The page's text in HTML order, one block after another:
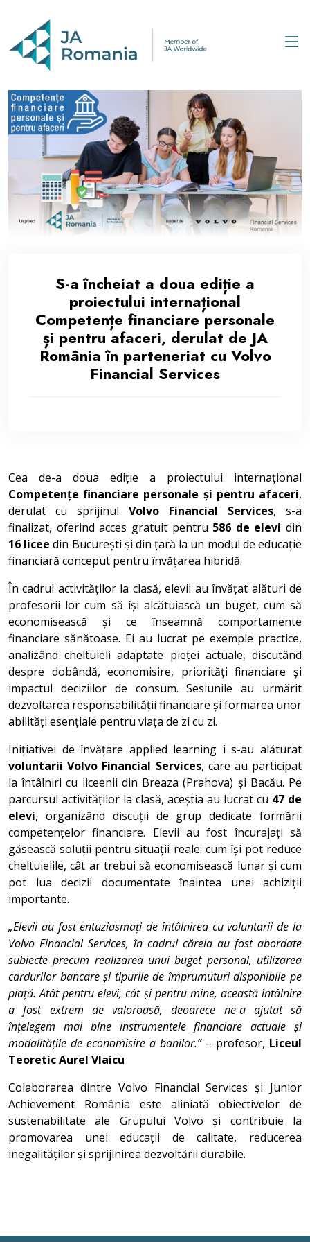
S-a încheiat a doua ediție a
proiectului internațional
Competențe financiare personale
și pentru afaceri, derulat de JA
România în parteneriat cu Volvo
Financial Services
Cea de-a doua ediție a proiectului internațional
Competențe financiare personale și pentru afaceri,
derulat cu sprijinul Volvo Financial Services, s-a
finalizat, oferind acces gratuit pentru 586 de elevi din
16 licee din București și din țară la un modul de educație
financiară conceput pentru învățarea hibridă.
În cadrul activităților la clasă, elevii au învățat alături de
profesorii lor cum să își alcătuiască un buget, cum să
economisească și ce înseamnă comportamente
financiare sănătoase. Ei au lucrat pe exemple practice,
analizând cheltuieli adaptate pieței actuale, discutând
despre dobândă, economisire, priorități financiare și
impactul deciziilor de consum. Sesiunile au urmărit
dezvoltarea responsabilității financiare și formarea unor
abilități esențiale pentru viața de zi cu zi.
Inițiativei de învățare applied learning i s-au alăturat
voluntarii Volvo Financial Services, care au participat
la întâlniri cu liceenii din Breaza (Prahova) și Bacău. Pe
parcursul activităților la clasă, aceștia au lucrat cu 47 de
elevi, organizând discuții de grup dedicate formării
competențelor financiare. Elevii au fost încurajați să
găsească soluții pentru situații reale: cum își pot reduce
cheltuielile, cât ar trebui să economisească lunar și cum
pot lua decizii documentate înaintea unei achiziții
importante.
„Elevii au fost entuziasmați de întâlnirea cu voluntarii de la
Volvo Financial Services, în cadrul căreia au fost abordate
subiecte precum realizarea unui buget personal, utilizarea
cardurilor bancare și tipurile de împrumuturi disponibile pe
piață. Atât pentru elevi, cât și pentru mine, această întâlnire
a fost extrem de valoroasă, deoarece ne-a ajutat să
înțelegem mai bine instrumentele financiare actuale și
modalitățile de economisire a banilor.”– profesor, Liceul
Teoretic Aurel Vlaicu
Colaborarea dintre Volvo Financial Services și Junior
Achievement România este aliniată obiectivelor de
sustenabilitate ale Grupului Volvo și contribuie la
promovarea unei educații de calitate, reducerea
inegalităților și sprijinirea dezvoltării durabile.